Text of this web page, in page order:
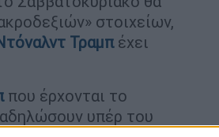
στοιχείων,
Τραμπέχει
που έρχονται το
υπέρ του